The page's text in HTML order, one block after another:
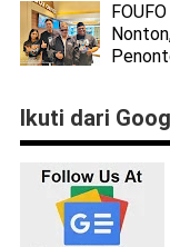
Ikuti dari